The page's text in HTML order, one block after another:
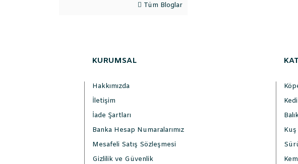
Tüm Bloglar
KURUMSAL
Hakkımızda
İletişim
İade Şartları
Banka Hesap Numaralarımız
Mesafeli Satış Sözleşmesi
Gizlilik ve Güvenlik
Kedi
Kuş